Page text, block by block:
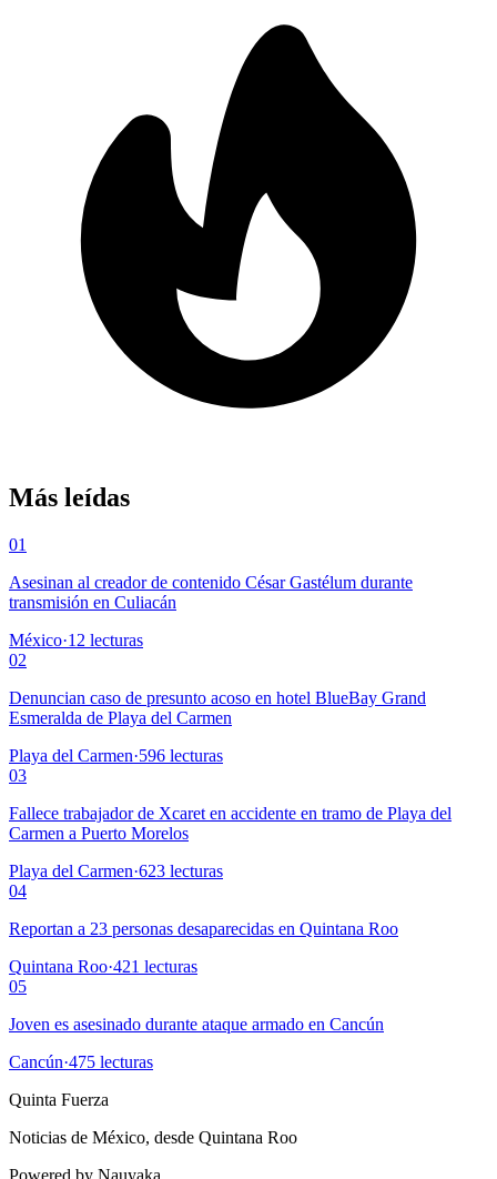
Más leídas
01
Asesinan al creador de contenido César Gastélum durante
transmisión en Culiacán
México·12 lecturas
02
Denuncian caso de presunto acoso en hotel BlueBay Grand
Esmeralda de Playa del Carmen
Playa del Carmen·596 lecturas
03
Fallece trabajador de Xcaret en accidente en tramo de Playa del
Carmen a Puerto Morelos
Playa del Carmen·623 lecturas
04
Reportan a 23 personas desaparecidas en Quintana Roo
Quintana Roo·421 lecturas
05
Joven es asesinado durante ataque armado en Cancún
Cancún·475 lecturas
Quinta Fuerza
Noticias de México, desde Quintana Roo
Powered by Nauyaka